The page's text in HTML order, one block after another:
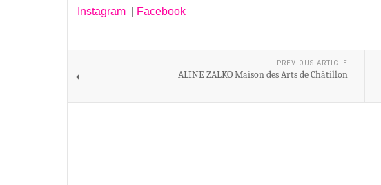
Instagram Facebook
PREVIOUS ARTICLE
ALINE ZALKO Maison des Arts de Châtillon